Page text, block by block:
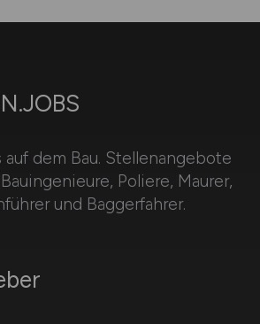
dem Bau. Stellenangebote
Poliere, Maurer,
und Baggerfahrer.